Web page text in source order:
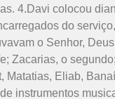
4.Davi colocou
do
o Senhor,
Zacarias, o
Matatias, Eliab,
instrumentos